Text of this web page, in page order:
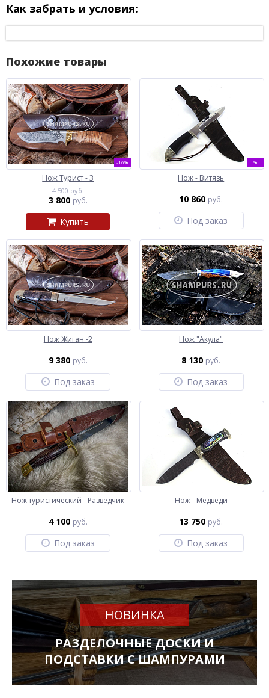
Как забрать и условия:
Похожие товары
-16%
Нож Турист - 3
4 500 руб.
3 800 руб.
Купить
%
Нож - Витязь
10 860 руб.
Под заказ
Нож Жиган -2
9 380 руб.
Под заказ
Нож "Акула"
8 130 руб.
Под заказ
Нож туристический - Разведчик
4 100 руб.
Под заказ
Нож - Медведи
13 750 руб.
Под заказ
НОВИНКА
РАЗДЕЛОЧНЫЕ ДОСКИ И
ПОДСТАВКИ С ШАМПУРАМИ